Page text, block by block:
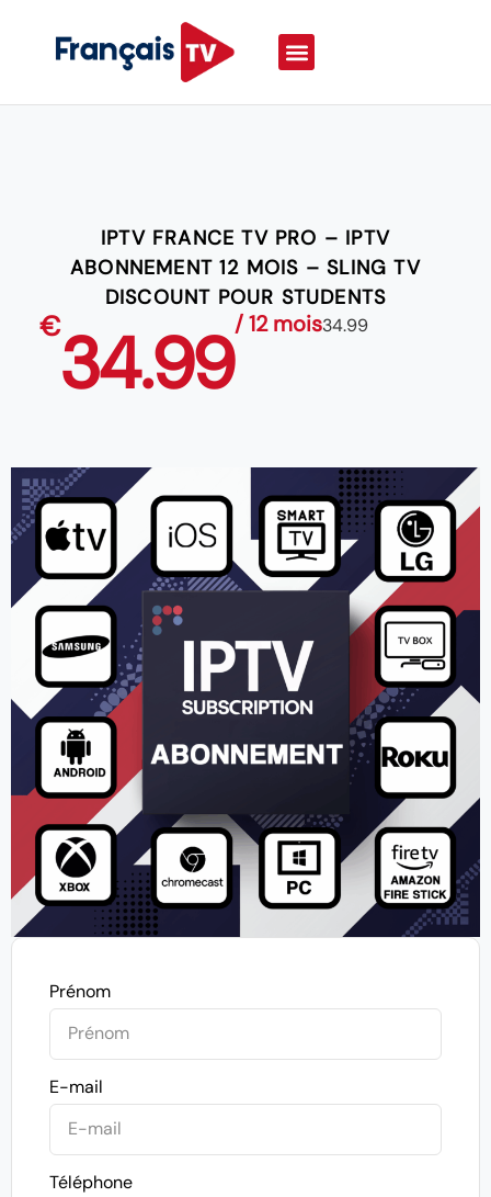
IPTV FRANCE TV PRO – IPTV
ABONNEMENT 12 MOIS – SLING TV
DISCOUNT POUR STUDENTS
€34.99/ 12 mois34.99
Prénom
E-mail
Téléphone